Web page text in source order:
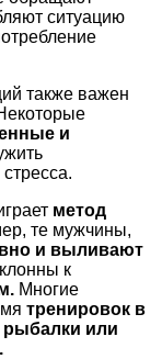
ситуацию
также важен
и
метод
те мужчины,
и выливают
к
Многие
тренировок в
рыбалки или